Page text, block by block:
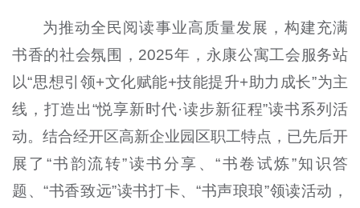
为推动全民阅读事业高质量发展，构建充满
书香的社会氛围，2025年，永康公寓工会服务站
以“思想引领+文化赋能+技能提升+助力成长”为主
线，打造出“悦享新时代·读步新征程”读书系列活
动。结合经开区高新企业园区职工特点，已先后开
展了“书韵流转”读书分享、“书卷试炼”知识答
题、“书香致远”读书打卡、“书声琅琅”领读活动，